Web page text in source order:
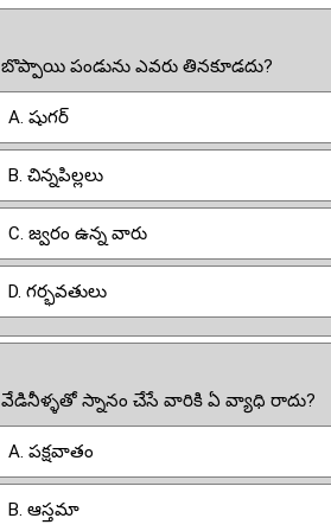
బొప్పాయి పండును ఎవరు తినకూడదు?
A. షుగర్
B. చిన్నపిల్లలు
C. జ్వరం ఉన్న వారు
D. గర్భవతులు
వేడినీళ్ళతో స్నానం చేసే వారికి ఏ వ్యాధి రాదు?
A. పక్షవాతం
B. ఆస్తమా